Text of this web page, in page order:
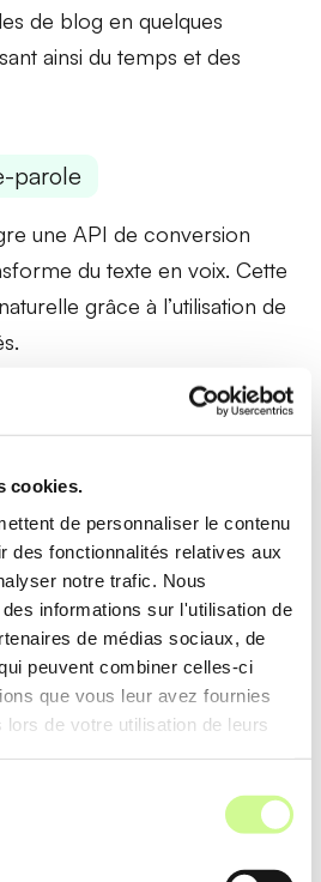
cookies.
de personnaliser le contenu
des fonctionnalités relatives aux
notre trafic. Nous
informations sur l'utilisation de
de médias sociaux, de
peuvent combiner celles-ci
que vous leur avez fournies
de votre utilisation de leurs
de blog en quelques
ainsi du temps et des
parole
uneAPI de conversion
du texte en voix. Cette
grâce à l’utilisation de
des voix-off narratives,
de contenu audio.
d’analyse de texte
des informations clés à partir
Il simplifie la gestion et
données textuelles.
des